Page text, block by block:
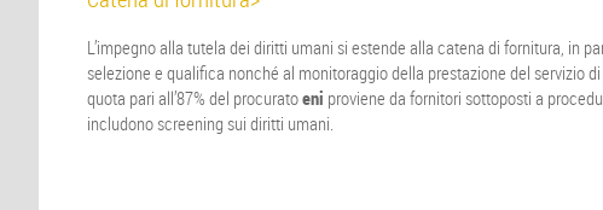
L’impegno alla tutela dei diritti umani si estende alla catena di fornitura, in
selezione e qualifica nonché al monitoraggio della prestazione del servizio
quota pari all’87% del procuratoeni proviene da fornitori sottoposti a
includono screening sui diritti umani.